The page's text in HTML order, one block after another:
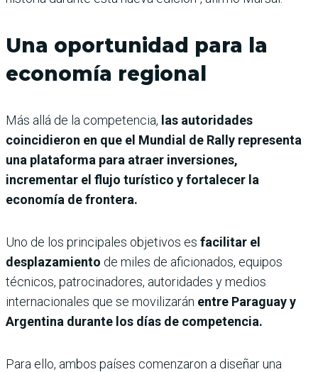
Una oportunidad para la
economía regional
Más allá de la competencia, las autoridades
coincidieron en que el Mundial de Rally representa
una plataforma para atraer inversiones,
incrementar el flujo turístico y fortalecer la
economía de frontera.
Uno de los principales objetivos es facilitar el
desplazamiento de miles de aficionados, equipos
técnicos, patrocinadores, autoridades y medios
internacionales que se movilizarán entre Paraguay y
Argentina durante los días de competencia.
Para ello, ambos países comenzaron a diseñar una